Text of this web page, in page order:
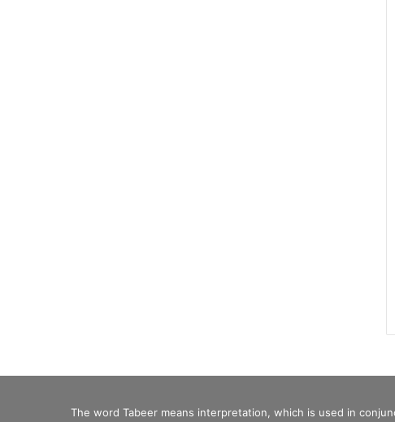
The word Tabeer means interpretation, which is used in